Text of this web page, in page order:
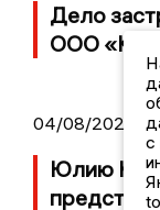
Дело
ООО
04/08/2026
Юлию
с